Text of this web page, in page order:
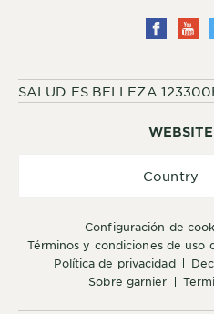
configuración de
términos y condiciones de uso
política de privacidad
sobre garnier
Country
SALUD ES BELLEZA